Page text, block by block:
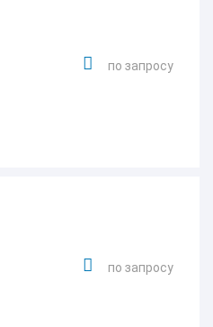
по запросу
по запросу